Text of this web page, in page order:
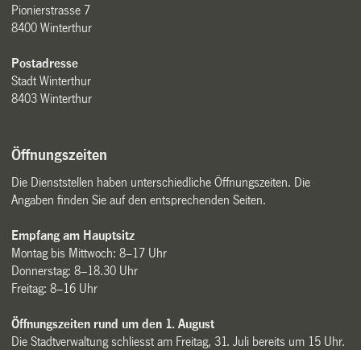
Pionierstrasse 7
8400 Winterthur
Postadresse
Stadt Winterthur
8403 Winterthur
Öffnungszeiten
Die Dienststellen haben unterschiedliche Öffnungszeiten. Die
Angaben finden Sie auf den entsprechenden Seiten.
Empfang am Hauptsitz
Montag bis Mittwoch: 8–17 Uhr
Donnerstag: 8–18.30 Uhr
Freitag: 8–16 Uhr
Öffnungszeiten rund um den 1. August
Die Stadtverwaltung schliesst am Freitag, 31. Juli bereits um 15 Uhr.